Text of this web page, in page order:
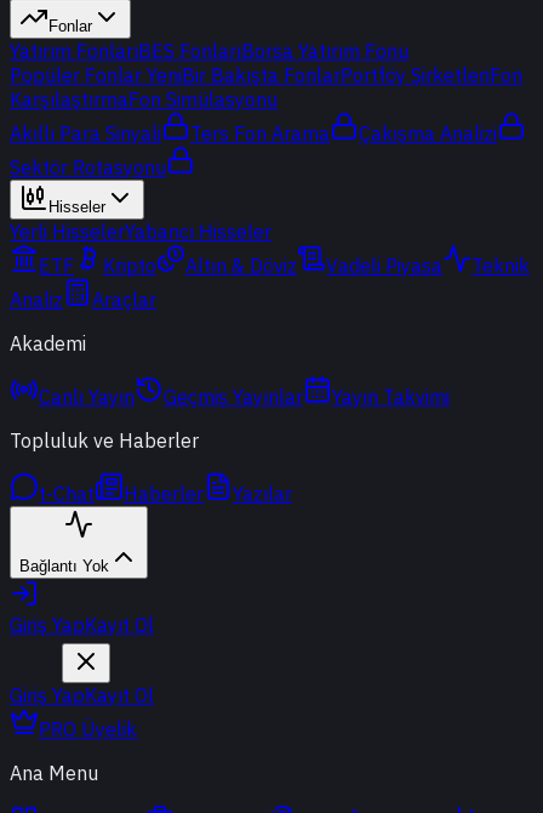
Fonlar
Yatırım FonlarıBES FonlarıBorsa Yatırım Fonu
Popüler Fonlar YeniBir Bakışta FonlarPortföy ŞirketleriFon
KarşılaştırmaFon Simülasyonu
Akıllı Para Sinyali
Ters Fon Arama
Çakışma Analizi
Sektör Rotasyonu
Hisseler
Yerli HisselerYabancı Hisseler
ETF
Kripto Altın & Döviz Vadeli Piyasa
Teknik
Analiz
Araçlar
Akademi
Canlı Yayın Geçmiş Yayınlar
Yayın Takvimi
Topluluk ve Haberler
t-Chat Haberler Yazılar
Bağlantı Yok
Giriş YapKayıt Ol
Giriş YapKayıt Ol
PRO Üyelik
Ana Menu